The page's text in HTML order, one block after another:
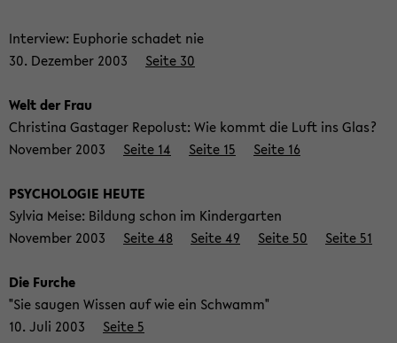
In­ter­view: Eu­pho­rie scha­det nie
30. De­zem­ber 2003 Seite 30
Welt der Frau
Chris­ti­na Gas­ta­ger Re­po­lust: Wie kommt die Luft ins Glas?
No­vem­ber 2003 Seite 14 Seite 15 Seite 16
PSY­CHO­LO­GIE HEUTE
Syl­via Meise: Bil­dung schon im Kin­der­gar­ten
No­vem­ber 2003 Seite 48 Seite 49 Seite 50 Seite 51
Die Fur­che
"Sie sau­gen Wis­sen auf wie ein Schwamm"
10. Juli 2003 Seite 5